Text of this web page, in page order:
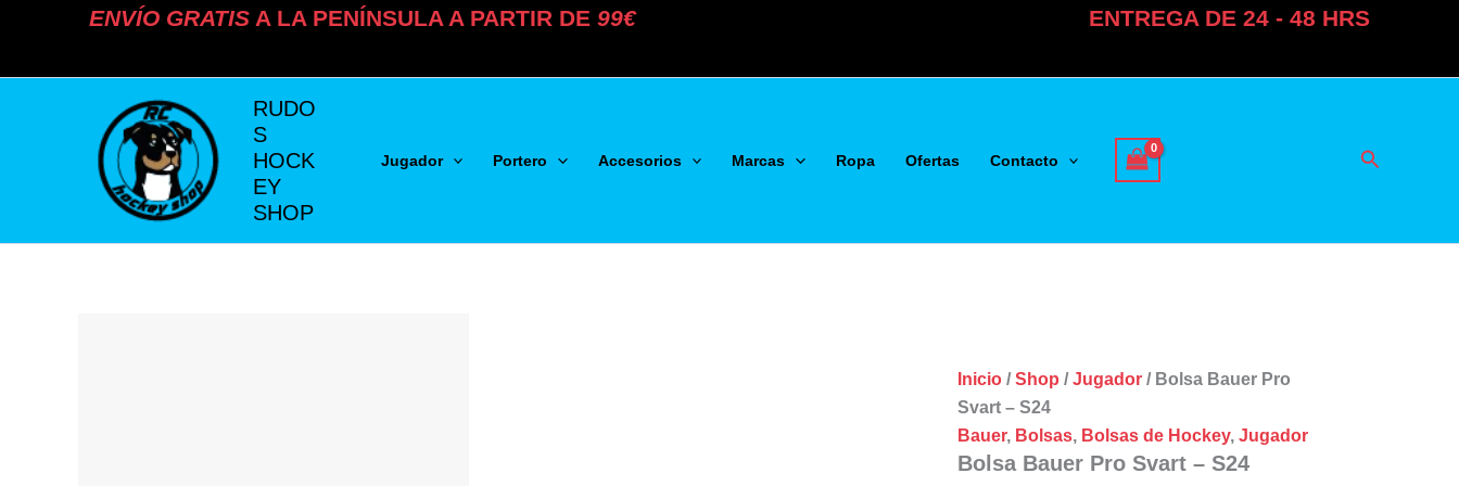
ENVÍO GRATIS A LA PENÍNSULA A PARTIR DE 99€ ENTREGA DE 24 - 48 HRS
RUDO
S
HOCK
EY
SHOP
Jugador Portero Accesorios Marcas Ropa Ofertas Contacto Buscar
Inicio/Shop /Jugador/ Bolsa Bauer Pro
Svart – S24
Bauer, Bolsas, Bolsas de Hockey, Jugador
Bolsa Bauer Pro Svart – S24